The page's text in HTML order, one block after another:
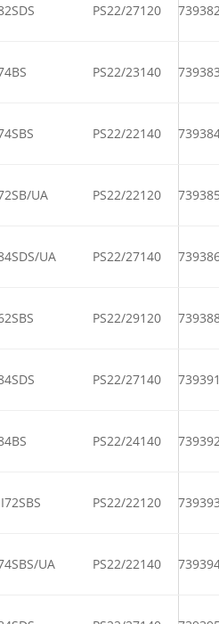
PS22/27120
PS22/23140
PS22/22140
UA PS22/22120
UA PS22/27140
PS22/29120
PS22/27140
PS22/24140
PS22/22120
UA PS22/22140